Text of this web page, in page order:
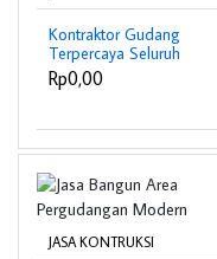
Kontraktor Gudang
Terpercaya Seluruh
Indonesia
Rp0,00
JASA KONTRUKSI